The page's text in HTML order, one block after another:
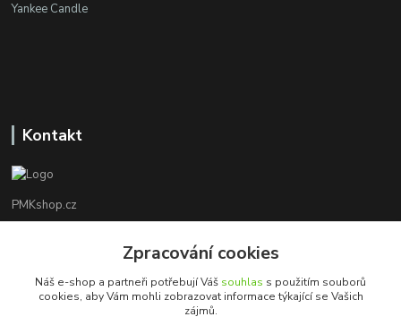
Yankee Candle
Kontakt
PMKshop.cz
+420 728 830 042
info@pmkshop.cz
Zpracování cookies
Náš e-shop a partneři potřebují Váš souhlas s použitím souborů
cookies, aby Vám mohli zobrazovat informace týkající se Vašich
zájmů.